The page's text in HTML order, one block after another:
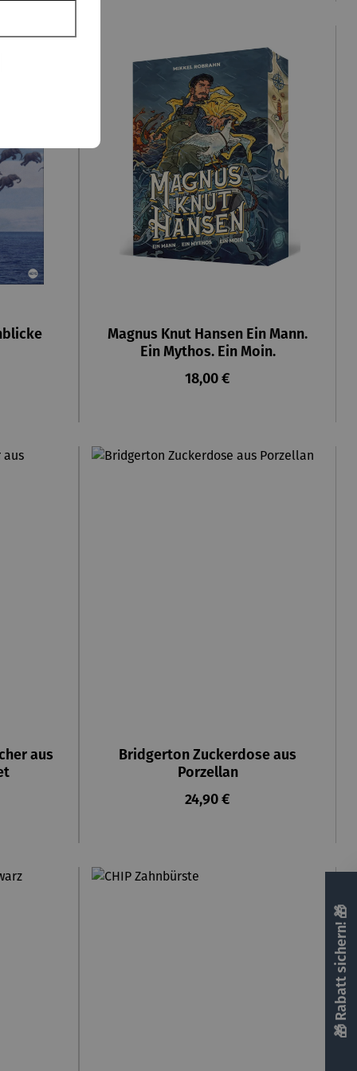
Magnus Knut Hansen Ein Mann.
Ein Mythos. Ein Moin.
Regulärer Preis:
18,00 €
aus
Bridgerton Zuckerdose aus
Porzellan
Regulärer Preis:
24,90 €
🎁 Rabatt sichern! 🎁